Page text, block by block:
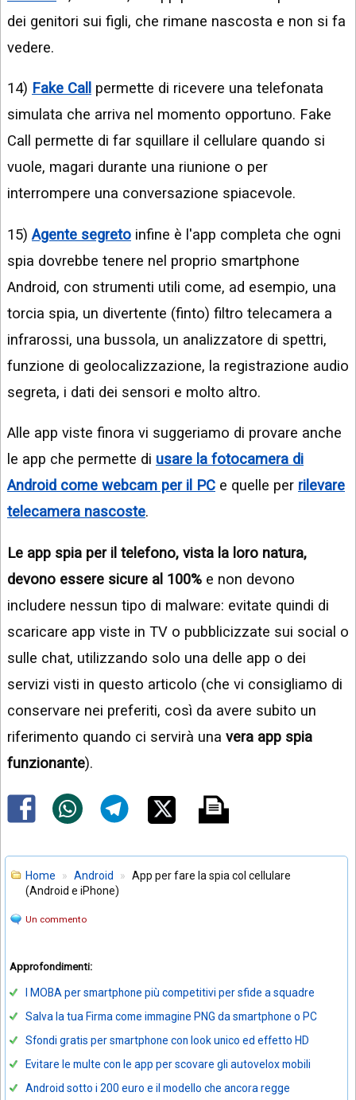
dei genitori sui figli, che rimane nascosta e non si fa
vedere.
14) Fake Call
permette di ricevere una telefonata
simulata che arriva nel momento opportuno. Fake
Call permette di far squillare il cellulare quando si
vuole, magari durante una riunione o per
interrompere una conversazione spiacevole.
15) Agente segreto infine è l'app completa che ogni
spia dovrebbe tenere nel proprio smartphone
Android, con strumenti utili come, ad esempio, una
torcia spia, un divertente (finto) filtro telecamera a
infrarossi, una bussola, un analizzatore di spettri,
funzione di geolocalizzazione, la registrazione audio
segreta, i dati dei sensori e molto altro.
Alle app viste finora vi suggeriamo di provare anche
le app che permette di usare la fotocamera di
Android come webcam per il PC e quelle per rilevare
telecamera nascoste.
Le app spia per il telefono, vista la loro natura,
devono essere sicure al 100% e non devono
includere nessun tipo di malware: evitate quindi di
scaricare app viste in TV o pubblicizzate sui social o
sulle chat, utilizzando solo una delle app o dei
servizi visti in questo articolo (che vi consigliamo di
conservare nei preferiti, così da avere subito un
riferimento quando ci servirà una vera app spia
funzionante).
Home Android
App per fare la spia col cellulare
(Android e iPhone)
Un commento
Approfondimenti:
I MOBA per smartphone più competitivi per sfide a squadre
Salva la tua Firma come immagine PNG da smartphone o PC
Sfondi gratis per smartphone con look unico ed effetto HD
Evitare le multe con le app per scovare gli autovelox mobili
Android sotto i 200 euro e il modello che ancora regge